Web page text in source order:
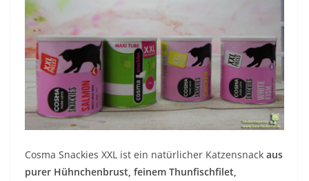
Cosma Snackies XXL ist ein natürlicher Katzensnack aus
purer Hühnchenbrust, feinem Thunfischfilet,